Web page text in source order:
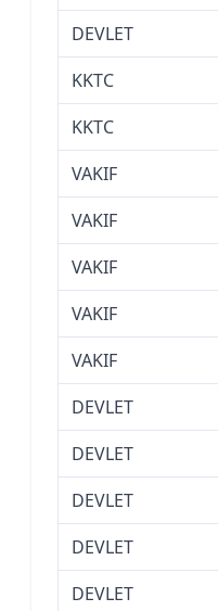
DEVLET
KKTC
KKTC
VAKIF
VAKIF
VAKIF
VAKIF
VAKIF
DEVLET
DEVLET
DEVLET
DEVLET
DEVLET